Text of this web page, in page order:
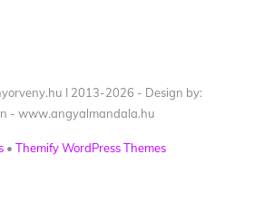
I 2013-2026 - Design by:
- www.angyalmandala.hu
•Themify WordPress Themes